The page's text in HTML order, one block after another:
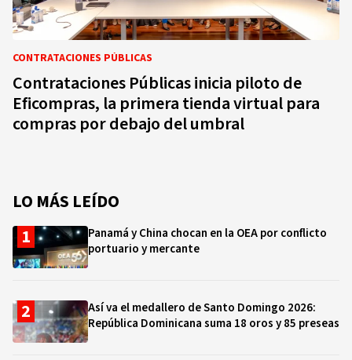
CONTRATACIONES PÚBLICAS
Contrataciones Públicas inicia piloto de
Eficompras, la primera tienda virtual para
compras por debajo del umbral
LO MÁS LEÍDO
Panamá y China chocan en la OEA por conflicto
portuario y mercante
Así va el medallero de Santo Domingo 2026:
República Dominicana suma 18 oros y 85 preseas